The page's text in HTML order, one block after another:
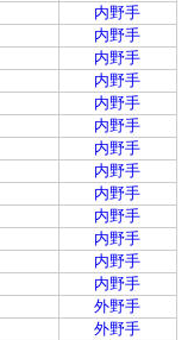
内野手
内野手
内野手
内野手
内野手
内野手
内野手
内野手
内野手
内野手
内野手
内野手
内野手
外野手
外野手